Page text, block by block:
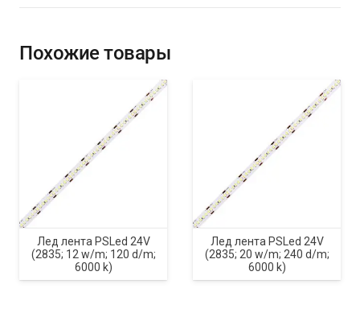
Похожие товары
Лед лента PSLed 24V
(2835; 12 w/m; 120 d/m;
6000 k)
Лед лента PSLed 24V
(2835; 20 w/m; 240 d/m;
6000 k)